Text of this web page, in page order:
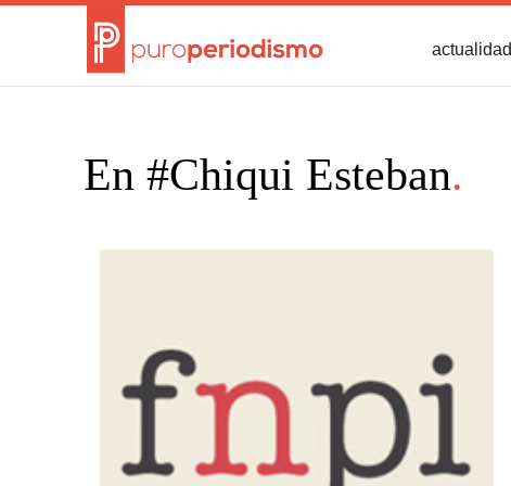
actualidad
En #Chiqui Esteban.